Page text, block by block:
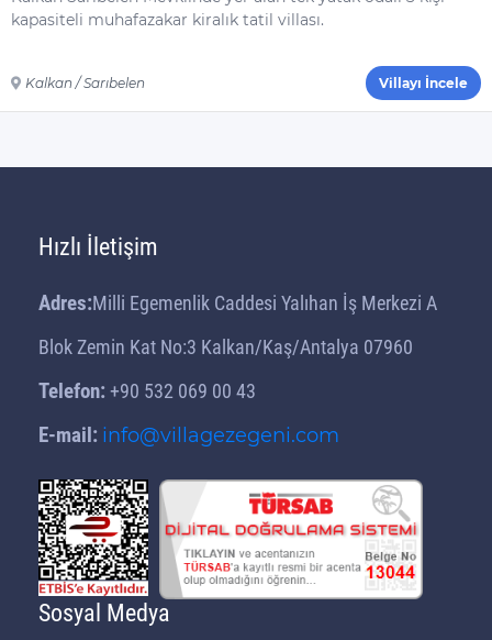
kapasiteli muhafazakar kiralık tatil villası.
Kalkan / Sarıbelen Villayı İncele
Hızlı İletişim
Adres:Milli Egemenlik Caddesi Yalıhan İş Merkezi A
Blok Zemin Kat No:3 Kalkan/Kaş/Antalya 07960
Telefon: +90 532 069 00 43
E-mail: info@villagezegeni.com
Sosyal Medya